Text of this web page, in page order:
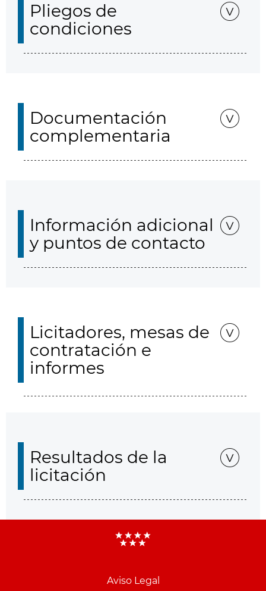
Pliegos de
condiciones
Documentación
complementaria
Información adicional
y puntos de contacto
Licitadores, mesas de
contratación e
informes
Resultados de la
licitación
Aviso Legal